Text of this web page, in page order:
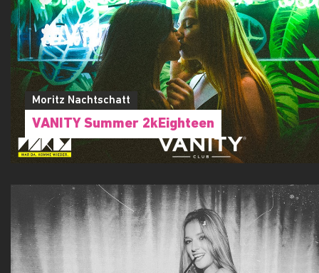
Moritz Nachtschatt
VANITY Summer 2kEighteen